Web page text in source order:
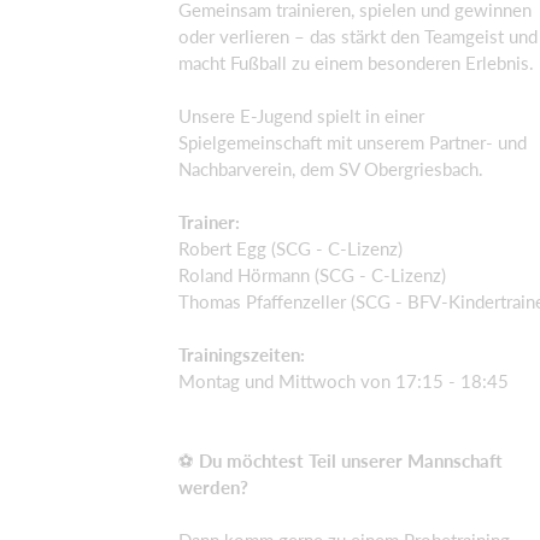
Gemeinsam trainieren, spielen und gewinnen
oder verlieren – das stärkt den Teamgeist und
macht Fußball zu einem besonderen Erlebnis.
Unsere E-Jugend spielt in einer
Spielgemeinschaft mit unserem Partner- und
Nachbarverein, dem SV Obergriesbach.
Trainer:
Robert Egg (SCG - C-Lizenz)
Roland Hörmann (SCG - C-Lizenz)
Thomas Pfaffenzeller (SCG - BFV-
Trainingszeiten:
Montag und Mittwoch von 17:15 - 18:45
⚽ Du möchtest Teil unserer Mannschaft
werden?